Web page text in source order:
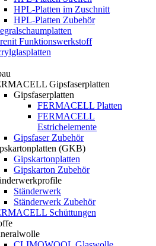
HPL-Platten im Zuschnitt
HPL-Platten Zubehör
Funktionswerkstoff
Gipsfaserplatten
Gipsfaserplatten
FERMACELL Platten
FERMACELL
Estrichelemente
Gipsfaser Zubehör
(GKB)
Gipskartonplatten
Gipskarton Zubehör
Ständerwerk
Ständerwerk Zubehör
Schüttungen